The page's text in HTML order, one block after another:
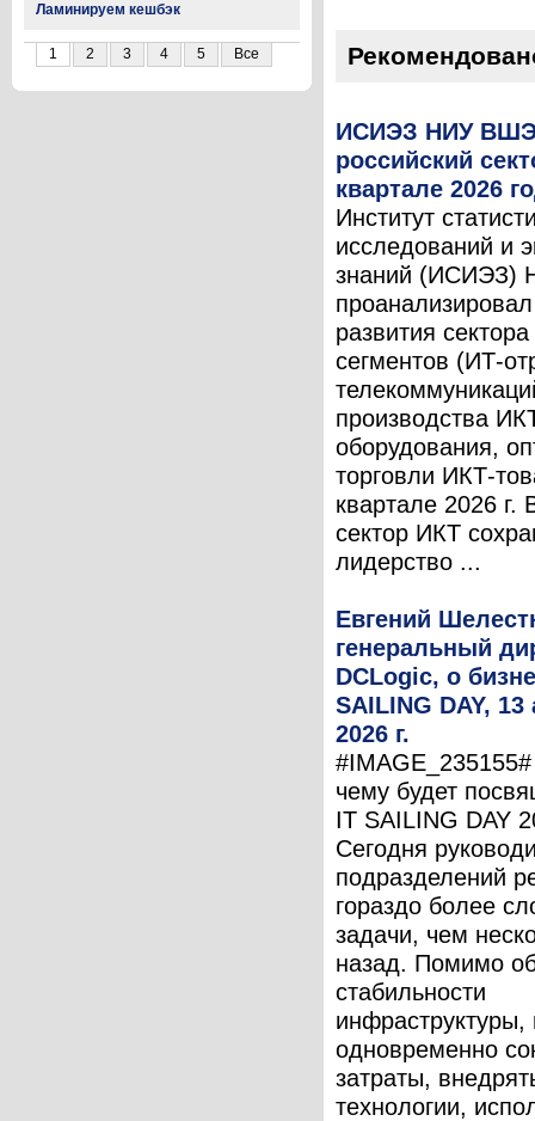
Ламинируем кешбэк
1 2 3 4 5 Все
ИСИЭЗ НИУ
российский
квартале 2026
Институт
исследований и
знаний (ИСИЭЗ)
развития
сегментов (ИТ-
производства
оборудования,
торговли ИКТ-
квартале 2026 г.
сектор ИКТ
лидерство ...
Евгений
генеральный
DCLogic, о
SAILING DAY, 13
2026 г.
чему будет
IT SAILING DAY
Сегодня
подразделений
гораздо более
задачи, чем
назад. Помимо
стабильности
одновременно
затраты,
технологии,